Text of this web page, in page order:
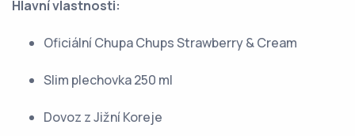
Hlavní vlastnosti:
Oficiální Chupa Chups Strawberry & Cream
Slim plechovka 250 ml
Dovoz z Jižní Koreje